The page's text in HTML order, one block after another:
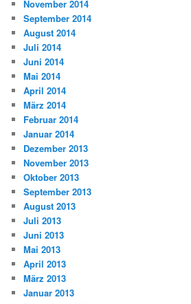
November 2014
September 2014
August 2014
Juli 2014
Juni 2014
Mai 2014
April 2014
März 2014
Februar 2014
Januar 2014
Dezember 2013
November 2013
Oktober 2013
September 2013
August 2013
Juli 2013
Juni 2013
Mai 2013
April 2013
März 2013
Januar 2013